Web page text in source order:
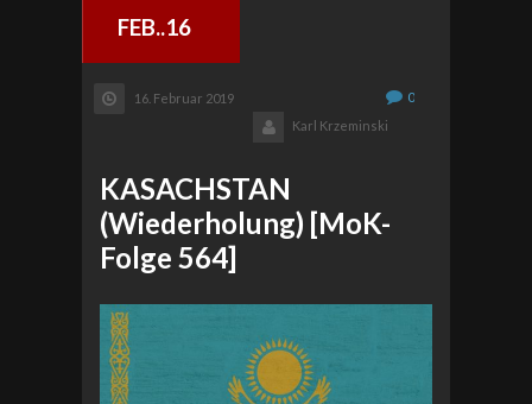
FEB..16
16. Februar 2019
0
Karl Krzeminski
KASACHSTAN
(Wiederholung) [MoK-
Folge 564]